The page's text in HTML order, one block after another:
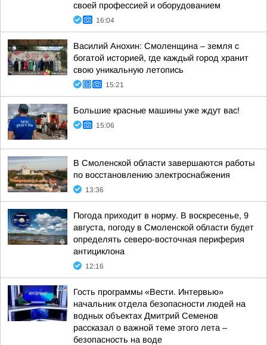
своей профессией и оборудованием
16:04
Василий Анохин: Смоленщина – земля с
богатой историей, где каждый город хранит
свою уникальную летопись
15:21
Большие красные машины уже ждут вас!
15:06
В Смоленской области завершаются работы
по восстановлению электроснабжения
13:36
Погода приходит в норму. В воскресенье, 9
августа, погоду в Смоленской области будет
определять северо-восточная периферия
антициклона
12:16
Гость программы «Вести. Интервью»
начальник отдела безопасности людей на
водных объектах Дмитрий Семенов
рассказал о важной теме этого лета –
безопасность на воде